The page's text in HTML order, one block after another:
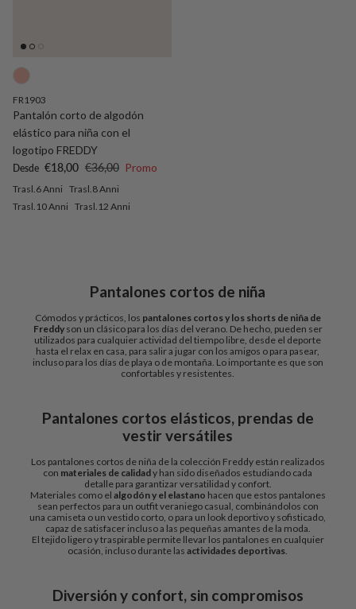
FR1903
Pantalón corto de algodón
elástico para niña con el
logotipo FREDDY
Precio de venta
Desde €18,00 Precio normal
€36,00 Promo
Trasl.6 Anni Trasl.8 Anni
Trasl.10 Anni Trasl.12 Anni
Pantalones cortos de niña
Cómodos y prácticos, los pantalones cortos y los shorts de niña de
Freddyson un clásico para los días del verano. De hecho, pueden ser
utilizados para cualquier actividad del tiempo libre, desde el deporte
hasta el relax en casa, para salir a jugar con los amigos o para pasear,
incluso para los días de playa o de montaña. Lo importante es que son
confortables y resistentes.
Pantalones cortos elásticos, prendas de
vestir versátiles
Los pantalones cortos de niña de la colección Freddy están realizados
con materiales de calidady han sido diseñados estudiando cada
detalle para garantizar versatilidad y confort.
Materiales como el algodón y el elastano hacen que estos pantalones
sean perfectos para un outfit veraniego casual, combinándolos con
una camiseta o un vestido corto, o para un look deportivo y sofisticado,
capaz de satisfacer incluso a las pequeñas amantes de la moda.
El tejido ligero y traspirable permite llevar los pantalones en cualquier
ocasión, incluso durante lasactividades deportivas
Diversión y confort, sin compromisos